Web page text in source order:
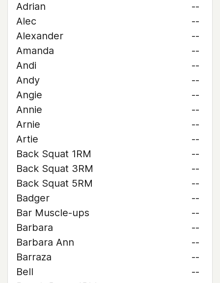
Adrian
--
Alec
--
Alexander
--
Amanda
--
Andi
--
Andy
--
Angie
--
Annie
--
Arnie
--
Artie
--
Back Squat 1RM
--
Back Squat 3RM
--
Back Squat 5RM
--
Badger
--
Bar Muscle-ups
--
Barbara
--
Barbara Ann
--
Barraza
--
Bell
--